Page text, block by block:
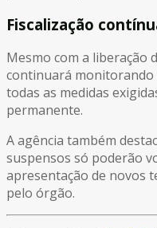
Fiscalização
Mesmo com a liberação
continuará monitorando
todas as medidas
permanente.
A agência também
suspensos só poderão
apresentação de novos
pelo órgão.